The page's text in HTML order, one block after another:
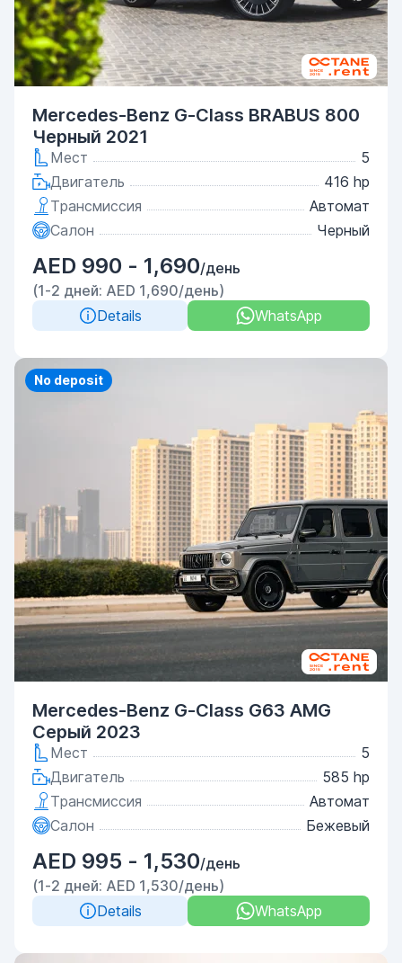
Mercedes-Benz G-Class BRABUS 800
Черный 2021
Мест
5
Двигатель
416 hp
Трансмиссия
Автомат
Салон
Черный
AED 990 - 1,690/день
(1-2 дней: AED 1,690/день)
Details
WhatsApp
Priority
No deposit
Mercedes-Benz G-Class G63 AMG
Серый 2023
Мест
5
Двигатель
585 hp
Трансмиссия
Автомат
Салон
Бежевый
AED 995 - 1,530/день
(1-2 дней: AED 1,530/день)
Details
WhatsApp